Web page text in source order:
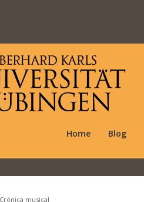
Home Blog
musical